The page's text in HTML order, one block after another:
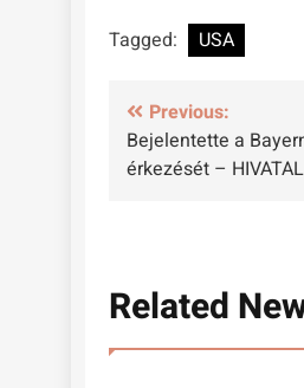
Tagged: USA
Bejegyzés
navigáció
Previous:
Bejelentette a
érkezését –
Related